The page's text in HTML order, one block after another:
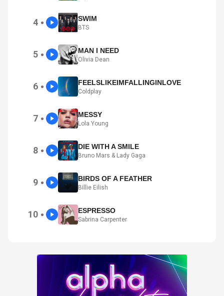
4 ● SWIM
BTS
5 ● MAN I NEED
Olivia Dean
6 ● FEELSLIKEIMFALLINGINLOVE
Coldplay
7 ● MESSY
Lola Young
8 ● DIE WITH A SMILE
Bruno Mars & Lady Gaga
9 ● BIRDS OF A FEATHER
Billie Eilish
10 ● ESPRESSO
Sabrina Carpenter